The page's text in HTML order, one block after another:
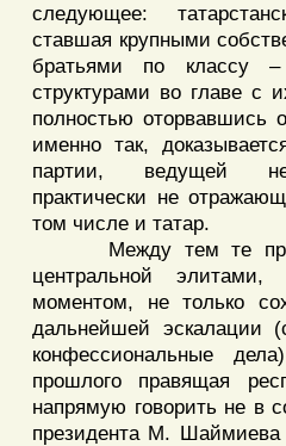
следующее:
ставшая крупными
братьями по классу –
структурами во главе с
полностью оторвавшись
именно так,
партии, ведущей
практически не
том числе и татар.
Между тем те
центральной
моментом, не только
дальнейшей эскалации
конфессиональные
прошлого правящая
напрямую говорить не в
президента М.